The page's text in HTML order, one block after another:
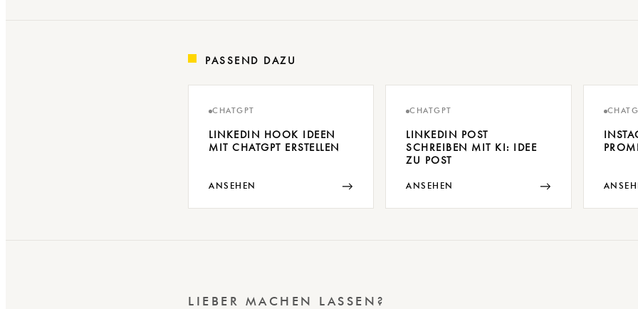
PASSEND DAZU
CHATGPT
LINKEDIN HOOK IDEEN
MIT CHATGPT ERSTELLEN
ANSEHEN →
CHATGPT
LINKEDIN POST
SCHREIBEN MIT KI: IDEE
ZU POST
ANSEHEN →
LIEBER MACHEN LASSEN?